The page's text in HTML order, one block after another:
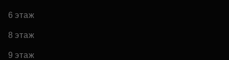
6 этаж
8 этаж
9 этаж